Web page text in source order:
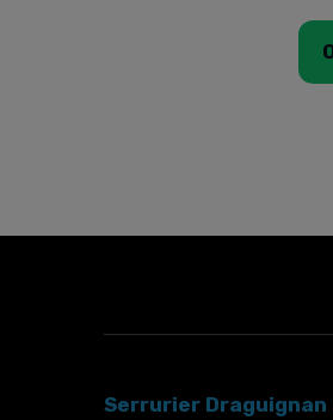
Serrurier Draguignan